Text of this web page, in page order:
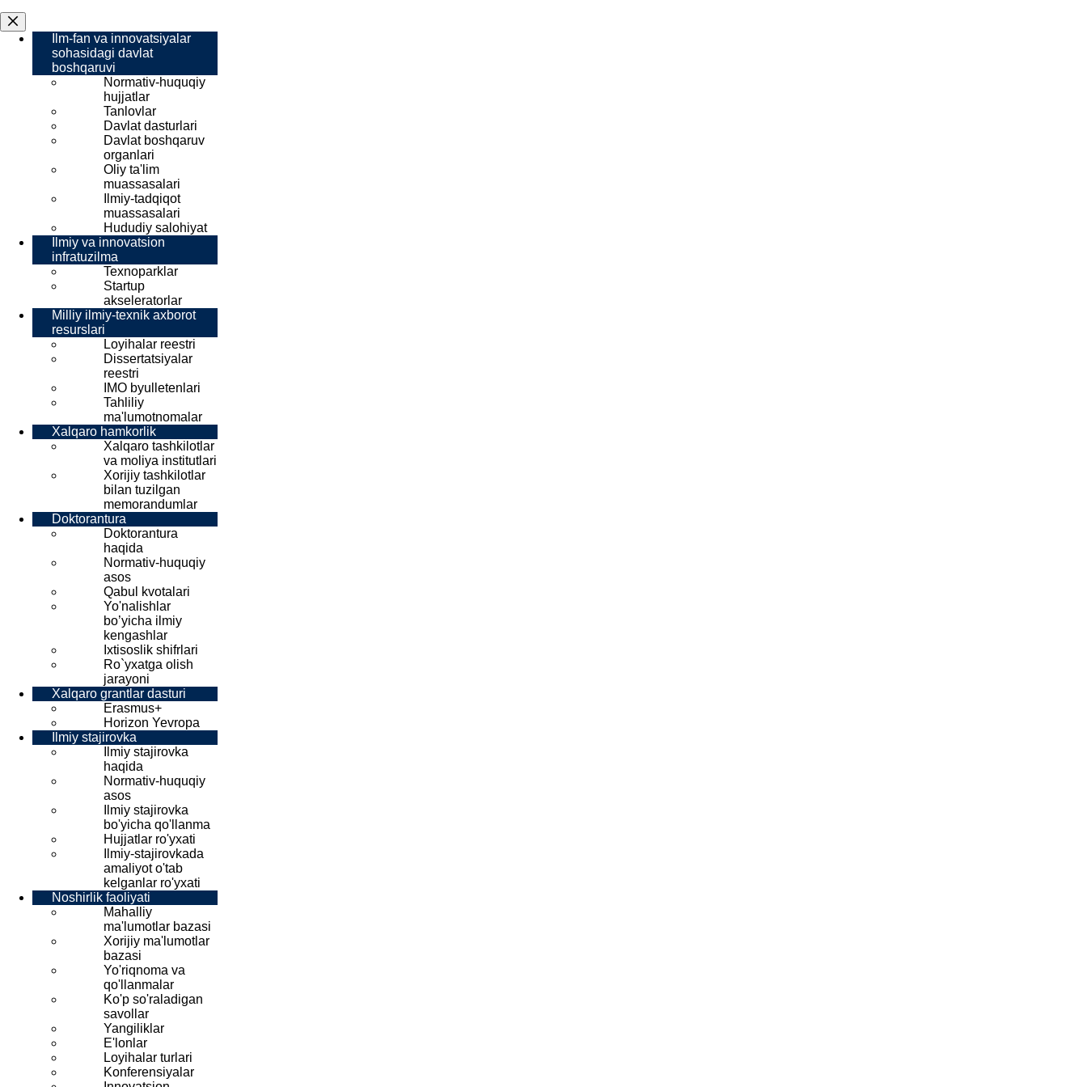
Ilm-fan va innovatsiyalar
sohasidagi davlat
boshqaruvi
Normativ-huquqiy
hujjatlar
Tanlovlar
Davlat dasturlari
Davlat boshqaruv
organlari
Oliy ta'lim
muassasalari
Ilmiy-tadqiqot
muassasalari
Hududiy salohiyat
Ilmiy va innovatsion
infratuzilma
Texnoparklar
Startup
akseleratorlar
Milliy ilmiy-texnik axborot
resurslari
Loyihalar reestri
Dissertatsiyalar
reestri
IMO byulletenlari
Tahliliy
ma'lumotnomalar
Xalqaro hamkorlik
Xalqaro tashkilotlar
va moliya institutlari
Xorijiy tashkilotlar
bilan tuzilgan
memorandumlar
Doktorantura
Doktorantura
haqida
Normativ-huquqiy
asos
Qabul kvotalari
Yo'nalishlar
bo’yicha ilmiy
kengashlar
Ixtisoslik shifrlari
Ro`yxatga olish
jarayoni
Xalqaro grantlar dasturi
Erasmus+
Horizon Yevropa
Ilmiy stajirovka
Ilmiy stajirovka
haqida
Normativ-huquqiy
asos
Ilmiy stajirovka
bo'yicha qo'llanma
Hujjatlar ro'yxati
Ilmiy-stajirovkada
amaliyot o'tab
kelganlar ro'yxati
Noshirlik faoliyati
Mahalliy
ma'lumotlar bazasi
Xorijiy ma'lumotlar
bazasi
Yo'riqnoma va
qo'llanmalar
Ko'p so'raladigan
savollar
Yangiliklar
E'lonlar
Loyihalar turlari
Konferensiyalar